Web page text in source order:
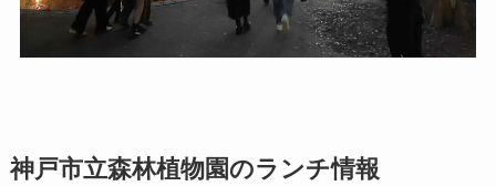
神戸市立森林植物園のランチ情報